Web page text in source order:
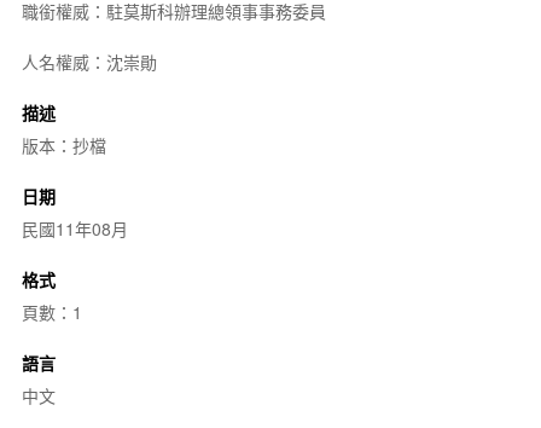
職銜權威：駐莫斯科辦理總領事事務委員
人名權威：沈崇勛
描述
版本：抄檔
日期
民國11年08月
格式
頁數：1
語言
中文